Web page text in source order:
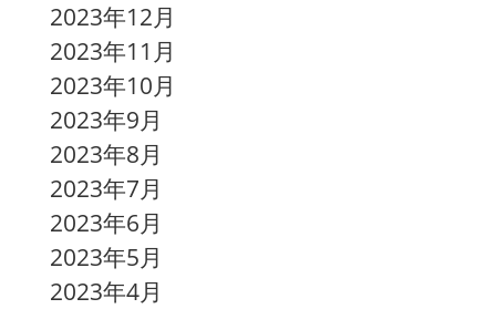
2023年12月
2023年11月
2023年10月
2023年9月
2023年8月
2023年7月
2023年6月
2023年5月
2023年4月